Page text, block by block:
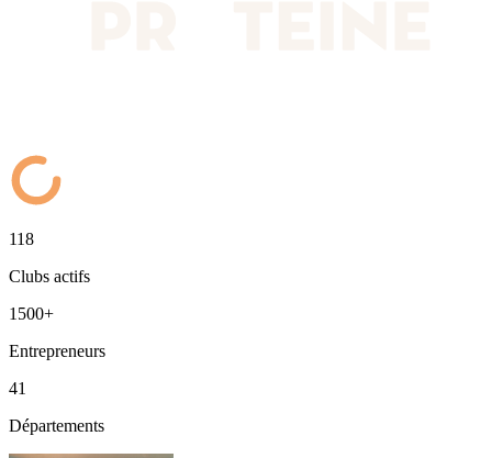
118
Clubs actifs
1500+
Entrepreneurs
41
Départements